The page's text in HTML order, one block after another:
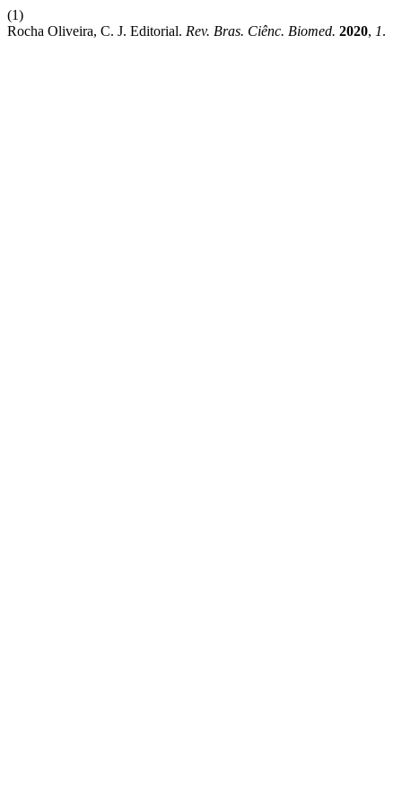
(1)
Rocha Oliveira, C. J. Editorial. Rev. Bras. Ciênc. Biomed. 2020, 1.